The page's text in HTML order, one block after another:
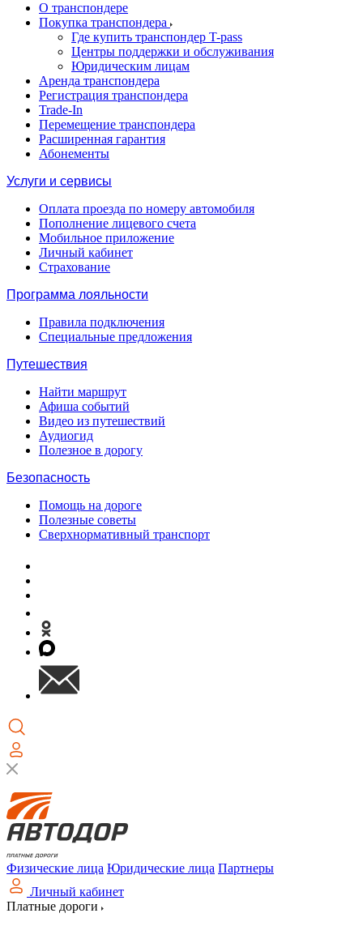
О транспондере
Покупка транспондера
Где купить транспондер T-pass
Центры поддержки и обслуживания
Юридическим лицам
Аренда транспондера
Регистрация транспондера
Trade-In
Перемещение транспондера
Расширенная гарантия
Абонементы
Услуги и сервисы
Оплата проезда по номеру автомобиля
Пополнение лицевого счета
Мобильное приложение
Личный кабинет
Страхование
Программа лояльности
Правила подключения
Специальные предложения
Путешествия
Найти маршрут
Афиша событий
Видео из путешествий
Аудиогид
Полезное в дорогу
Безопасность
Помощь на дороге
Полезные советы
Сверхнормативный транспорт
Физические лица Юридические лица Партнеры
Личный кабинет
Платные дороги